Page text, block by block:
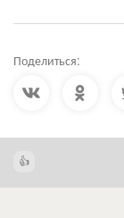
Поделиться: